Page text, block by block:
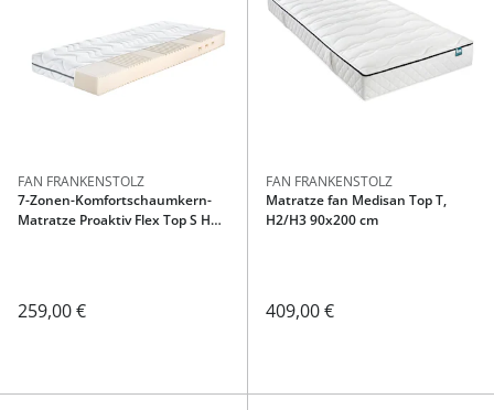
FAN FRANKENSTOLZ
7-Zonen-Komfortschaumkern-
Matratze Proaktiv Flex Top S H2 -
259,00 €
FAN FRANKENSTOLZ
Matratze fan Medisan Top T,
H2/H3 90x200 cm
409,00 €